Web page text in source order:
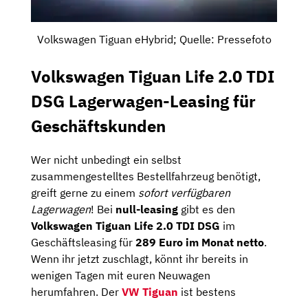
Volkswagen Tiguan eHybrid; Quelle: Pressefoto
Volkswagen Tiguan Life 2.0 TDI
DSG Lagerwagen-Leasing für
Geschäftskunden
Wer nicht unbedingt ein selbst
zusammengestelltes Bestellfahrzeug benötigt,
greift gerne zu einem sofort verfügbaren
Lagerwagen! Bei null-leasing gibt es den
Volkswagen Tiguan Life 2.0 TDI DSG im
Geschäftsleasing für 289 Euro im Monat netto.
Wenn ihr jetzt zuschlagt, könnt ihr bereits in
wenigen Tagen mit euren Neuwagen
herumfahren. Der VW Tiguan ist bestens